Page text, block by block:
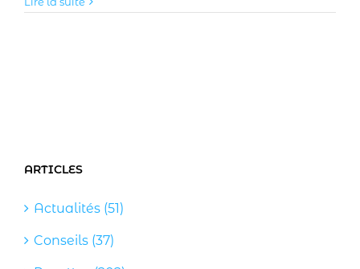
ARTICLES
Actualités (51)
Conseils (37)